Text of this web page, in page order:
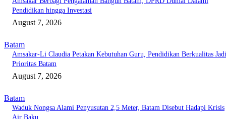
Pendidikan hingga Investasi
August 7, 2026
Batam
Amsakar-Li Claudia Petakan Kebutuhan Guru, Pendidikan Berkualitas Jadi
Prioritas Batam
August 7, 2026
Batam
Waduk Nongsa Alami Penyusutan 2,5 Meter, Batam Disebut Hadapi Krisis
Air Baku